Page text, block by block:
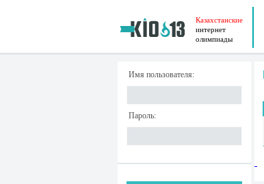
Казахстанские
интернет
олимпиады
Имя пользователя:
Пароль: